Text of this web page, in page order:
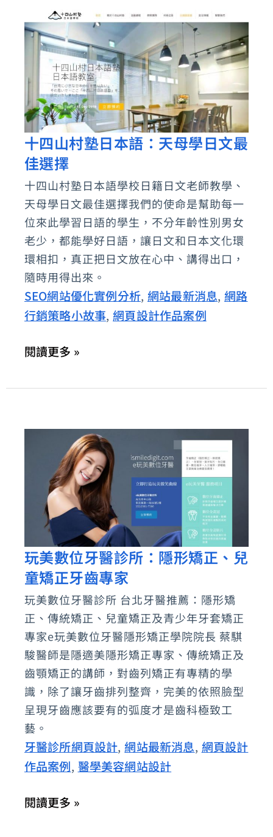
口
健
品，
藥
師
推
薦
值
得
安
心
信
賴
十四山村塾日本語：天母學日文最
佳選擇
十四山村塾日本語學校日籍日文老師教學、
天母學日文最佳選擇我們的使命是幫助每一
位來此學習日語的學生，不分年齡性別男女
老少，都能學好日語，讓日文和日本文化環
環相扣，真正把日文放在心中、講得出口，
隨時用得出來。
SEO網站優化實例分析, 網站最新消息, 網路
行銷策略小故事, 網頁設計作品案例
十
四
山
村
塾
日
本
語：
天
母
日
閱讀更多 »
玩美數位牙醫診所：隱形矯正、兒
童矯正牙齒專家
玩美數位牙醫診所 台北牙醫推薦：隱形矯
正、傳統矯正、兒童矯正及青少年牙套矯正
專家e玩美數位牙醫隱形矯正學院院長 蔡騏
駿醫師是隱適美隱形矯正專家、傳統矯正及
齒顎矯正的講師，對齒列矯正有專精的學
識，除了讓牙齒排列整齊，完美的依照臉型
呈現牙齒應該要有的弧度才是齒科極致工
藝。
牙醫診所網頁設計, 網站最新消息, 網頁設計
作品案例, 醫學美容網站設計
玩
美
數
位
牙
醫
診
所：
隱
形
矯
正、
童
閱讀更多 »